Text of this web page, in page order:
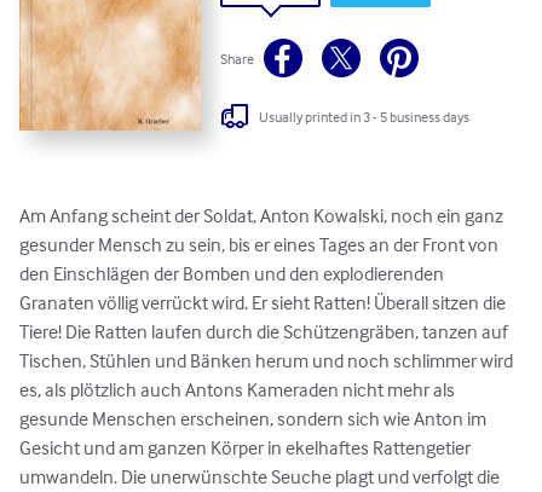
Share
Usually printed in 3 - 5 business days
Am Anfang scheint der Soldat, Anton Kowalski, noch ein ganz
gesunder Mensch zu sein, bis er eines Tages an der Front von
den Einschlägen der Bomben und den explodierenden
Granaten völlig verrückt wird. Er sieht Ratten! Überall sitzen die
Tiere! Die Ratten laufen durch die Schützengräben, tanzen auf
Tischen, Stühlen und Bänken herum und noch schlimmer wird
es, als plötzlich auch Antons Kameraden nicht mehr als
gesunde Menschen erscheinen, sondern sich wie Anton im
Gesicht und am ganzen Körper in ekelhaftes Rattengetier
umwandeln. Die unerwünschte Seuche plagt und verfolgt die